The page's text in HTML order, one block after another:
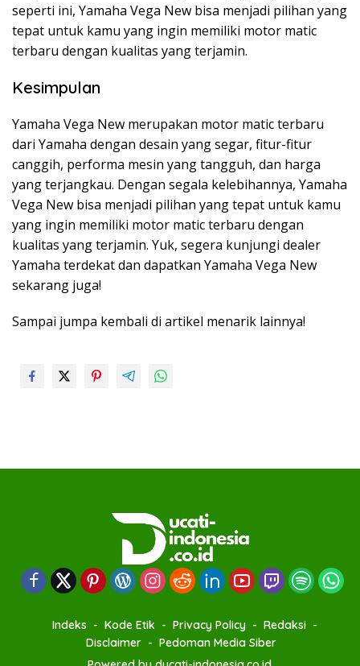
seperti ini, Yamaha Vega New bisa menjadi pilihan yang
tepat untuk kamu yang ingin memiliki motor matic
terbaru dengan kualitas yang terjamin.
Kesimpulan
Yamaha Vega New merupakan motor matic terbaru
dari Yamaha dengan desain yang segar, fitur-fitur
canggih, performa mesin yang tangguh, dan harga
yang terjangkau. Dengan segala kelebihannya, Yamaha
Vega New bisa menjadi pilihan yang tepat untuk kamu
yang ingin memiliki motor matic terbaru dengan
kualitas yang terjamin. Yuk, segera kunjungi dealer
Yamaha terdekat dan dapatkan Yamaha Vega New
sekarang juga!
Sampai jumpa kembali di artikel menarik lainnya!
Indeks Kode Etik Privacy Policy
Redaksi
Disclaimer
Pedoman Media Siber